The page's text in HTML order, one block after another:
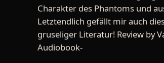
Charakter des Phantoms und
Letztendlich gefällt mir auch
gruseliger Literatur! Review by
Audiobook-